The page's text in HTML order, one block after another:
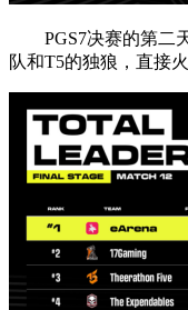
PGS7决赛的第二
队和T5的独狼，直接